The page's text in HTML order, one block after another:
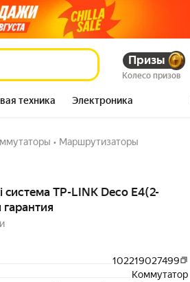
Призы
Колесо призов
техника Электроника
• Маршрутизаторы
система TP-LINK Deco E4(2-
102219027499
Коммутатор
1 505 026сум –38%